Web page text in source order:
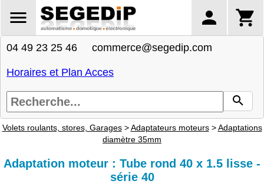
04 49 23 25 46 commerce@segedip.com
Horaires et Plan Acces
Volets roulants, stores, Garages>Adaptateurs moteurs>Adaptations
diamètre 35mm
Adaptation moteur : Tube rond 40 x 1.5 lisse -
série 40